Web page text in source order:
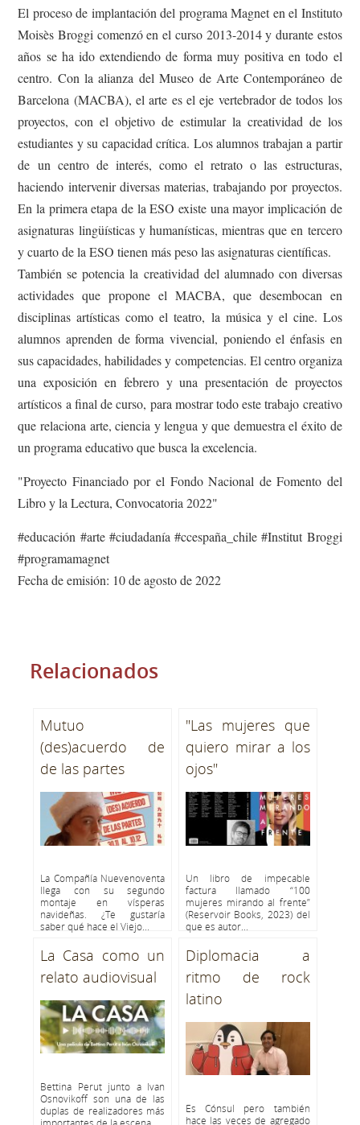
El proceso de implantación del programa Magnet en el Instituto
Moisès Broggi comenzó en el curso 2013-2014 y durante estos
años se ha ido extendiendo de forma muy positiva en todo el
centro. Con la alianza del Museo de Arte Contemporáneo de
Barcelona (MACBA), el arte es el eje vertebrador de todos los
proyectos, con el objetivo de estimular la creatividad de los
estudiantes y su capacidad crítica. Los alumnos trabajan a partir
de un centro de interés, como el retrato o las estructuras,
haciendo intervenir diversas materias, trabajando por proyectos.
En la primera etapa de la ESO existe una mayor implicación de
asignaturas lingüísticas y humanísticas, mientras que en tercero
y cuarto de la ESO tienen más peso las asignaturas científicas.
También se potencia la creatividad del alumnado con diversas
actividades que propone el MACBA, que desembocan en
disciplinas artísticas como el teatro, la música y el cine. Los
alumnos aprenden de forma vivencial, poniendo el énfasis en
sus capacidades, habilidades y competencias. El centro organiza
una exposición en febrero y una presentación de proyectos
artísticos a final de curso, para mostrar todo este trabajo creativo
que relaciona arte, ciencia y lengua y que demuestra el éxito de
un programa educativo que busca la excelencia.
"Proyecto Financiado por el Fondo Nacional de Fomento del
Libro y la Lectura, Convocatoria 2022"
#educación #arte #ciudadanía #ccespaña_chile #Institut Broggi
#programamagnet
Fecha de emisión: 10 de agosto de 2022
Relacionados
Mutuo
(des)acuerdo de
de las partes
La Compañía Nuevenoventa
llega con su segundo
montaje en vísperas
navideñas. ¿Te gustaría
saber qué hace el Viejo...
"Las mujeres que
quiero mirar a los
ojos"
Un libro de impecable
factura llamado “100
mujeres mirando al frente”
(Reservoir Books, 2023) del
que es autor...
La Casa como un
relato audiovisual
Bettina Perut junto a Ivan
Osnovikoff son una de las
duplas de realizadores más
importantes de la escena...
Diplomacia a
ritmo de rock
latino
Es Cónsul pero también
hace las veces de agregado